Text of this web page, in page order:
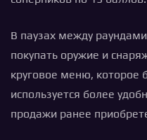
В паузах между
покупать оружие и
круговое меню, которое
используется более
продажи ранее